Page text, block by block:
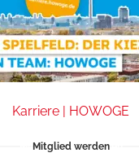
Karriere | HOWOGE
Mitglied werden